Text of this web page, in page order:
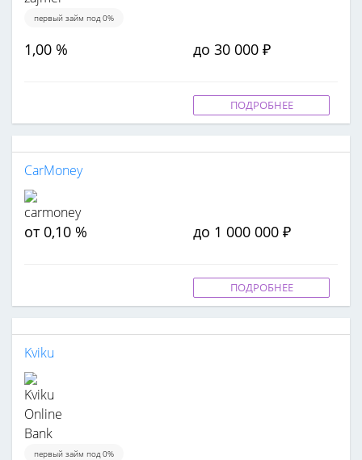
первый займ под 0%
1,00 % до 30 000 ₽
ПОДРОБНЕЕ
CarMoney
от 0,10 % до 1 000 000 ₽
ПОДРОБНЕЕ
Kviku
первый займ под 0%